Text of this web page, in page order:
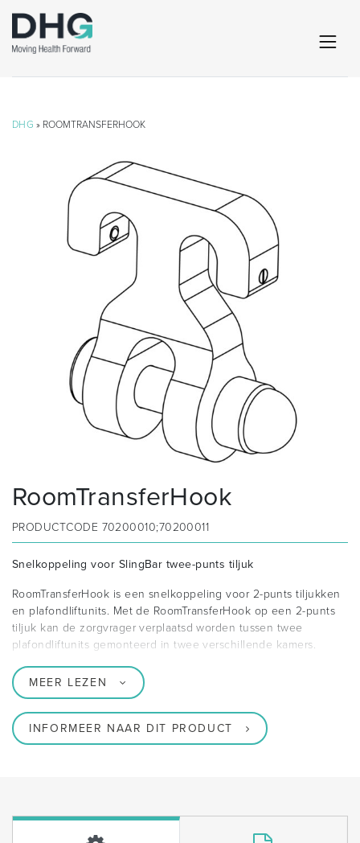
DHG » ROOMTRANSFERHOOK
RoomTransferHook
PRODUCTCODE 70200010;70200011
Snelkoppeling voor SlingBar twee-punts tiljuk
RoomTransferHook is een snelkoppeling voor 2-punts tiljukken
en plafondliftunits. Met de RoomTransferHook op een 2-punts
tiljuk kan de zorgvrager verplaatsd worden tussen twee
plafondliftunits gemonteerd in twee verschillende kamers.
MEER LEZEN
INFORMEER NAAR DIT PRODUCT